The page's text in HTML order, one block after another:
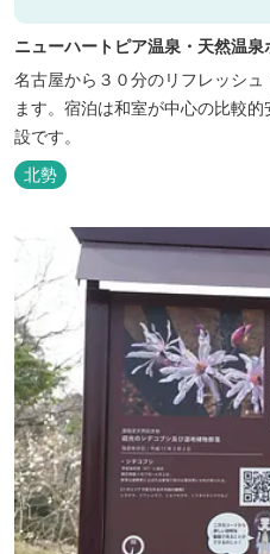
ニューハートピア温泉・天然温泉
名古屋から３０分のリフレッシ
ます。宿泊は和室が中心の比較
設です。
北勢